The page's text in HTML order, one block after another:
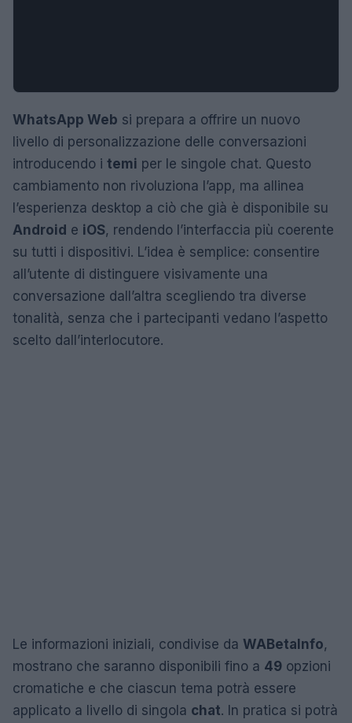
WhatsApp Web si prepara a offrire un nuovo
livello di personalizzazione delle conversazioni
introducendo i temi per le singole chat. Questo
cambiamento non rivoluziona l’app, ma allinea
l’esperienza desktop a ciò che già è disponibile su
Android e iOS, rendendo l’interfaccia più coerente
su tutti i dispositivi. L’idea è semplice: consentire
all’utente di distinguere visivamente una
conversazione dall’altra scegliendo tra diverse
tonalità, senza che i partecipanti vedano l’aspetto
scelto dall’interlocutore.
Le informazioni iniziali, condivise da WABetaInfo,
mostrano che saranno disponibili fino a 49 opzioni
cromatiche e che ciascun tema potrà essere
applicato a livello di singola chat. In pratica si potrà